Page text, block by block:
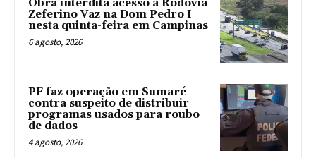
Obra interdita acesso à Rodovia
Zeferino Vaz na Dom Pedro I
nesta quinta-feira em Campinas
6 agosto, 2026
PF faz operação em Sumaré
contra suspeito de distribuir
programas usados para roubo
de dados
4 agosto, 2026